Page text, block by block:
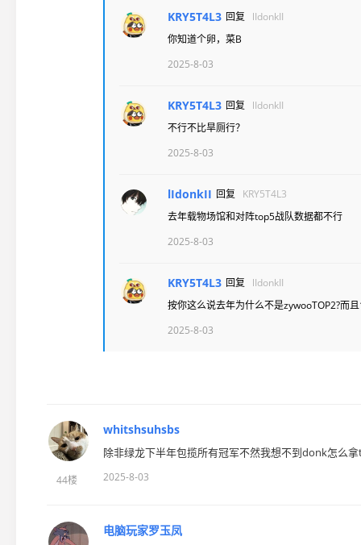
KRY5T4L3 回复
lIdonkII
你知道个卵，菜B
2025-8-03
KRY5T4L3 回复
lIdonkII
不行不比旱厕行？
2025-8-03
lIdonkII 回复
KRY5T4L3
去年载物场馆和对阵top5战队数据都不行
2025-8-03
KRY5T4L3 回复
lIdonkII
按你这么说去年为什么不是zywooTOP2?而
2025-8-03
44楼
whitshsuhsbs
除非绿龙下半年包揽所有冠军不然我想不到donk怎么
2025-8-03
电脑玩家罗玉凤